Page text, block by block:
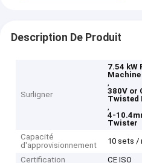
Description De Produit
Surligner
7.54 kW
Machine
,
380V or
Twisted
,
4-
Twister
Capacité
d'approvisionnement
10 sets /
Certification
CE ISO